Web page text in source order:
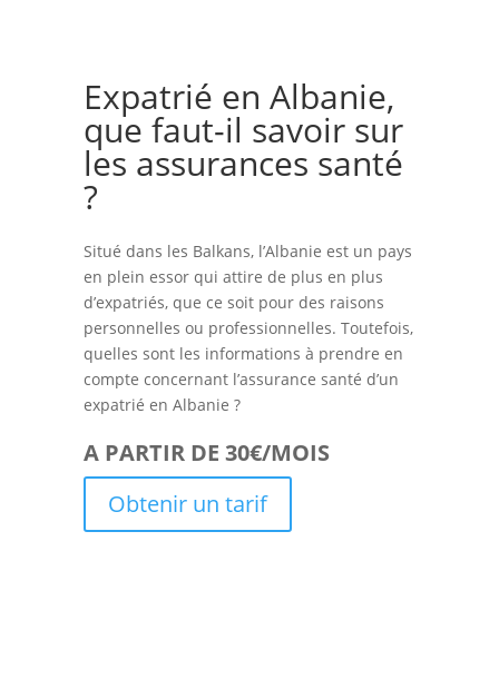
Expatrié en Albanie,
que faut-il savoir sur
les assurances santé
?
Situé dans les Balkans, l’Albanie est un pays
en plein essor qui attire de plus en plus
d’expatriés, que ce soit pour des raisons
personnelles ou professionnelles. Toutefois,
quelles sont les informations à prendre en
compte concernant l’assurance santé d’un
expatrié en Albanie ?
A PARTIR DE 30€/MOIS
Obtenir un tarif